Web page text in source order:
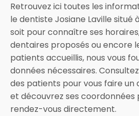
Retrouvez ici toutes les
le dentiste Josiane Laville situé
soit pour connaître ses
dentaires proposés ou encore
patients accueillis, nous vous
données nécessaires.
des patients pour vous faire un
et découvrez ses coordonnées
rendez-vous directement.